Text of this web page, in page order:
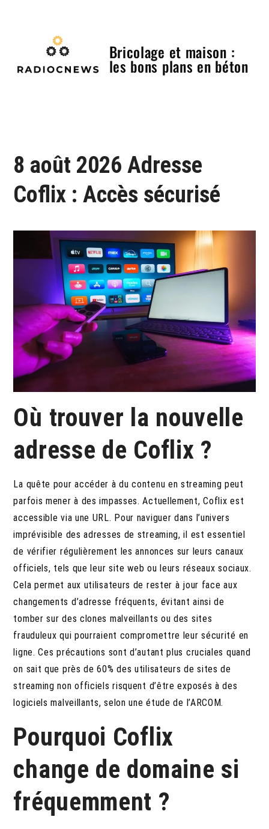
Bricolage et maison :
les bons plans en béton
8 août 2026 Adresse
Coflix : Accès sécurisé
Où trouver la nouvelle
adresse de Coflix ?
La quête pour accéder à du contenu en streaming peut
parfois mener à des impasses. Actuellement, Coflix est
accessible via une URL. Pour naviguer dans l’univers
imprévisible des adresses de streaming, il est essentiel
de vérifier régulièrement les annonces sur leurs canaux
officiels, tels que leur site web ou leurs réseaux sociaux.
Cela permet aux utilisateurs de rester à jour face aux
changements d’adresse fréquents, évitant ainsi de
tomber sur des clones malveillants ou des sites
frauduleux qui pourraient compromettre leur sécurité en
ligne. Ces précautions sont d’autant plus cruciales quand
on sait que près de 60% des utilisateurs de sites de
streaming non officiels risquent d’être exposés à des
logiciels malveillants, selon une étude de l’ARCOM.
Pourquoi Coflix
change de domaine si
fréquemment ?